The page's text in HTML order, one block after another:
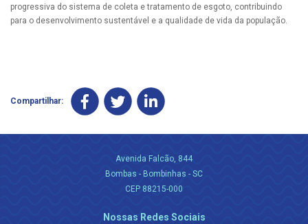
progressiva do sistema de coleta e tratamento de esgoto, contribuindo
para o desenvolvimento sustentável e a qualidade de vida da população.
Compartilhar:
Avenida Falcão, 844
Bombas - Bombinhas - SC
CEP 88215-000
Nossas Redes Sociais